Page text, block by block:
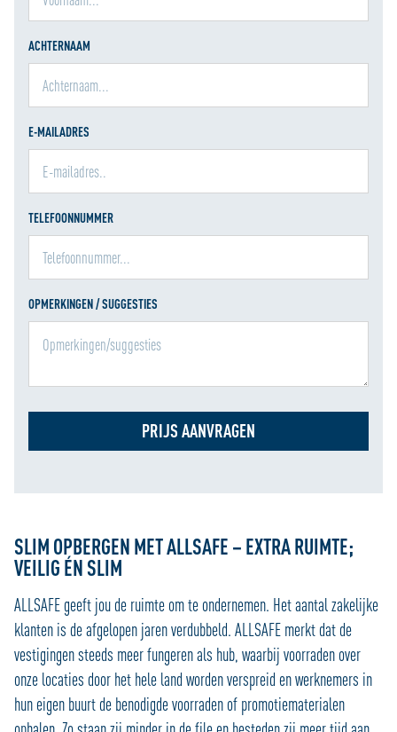
ACHTERNAAM
E-MAILADRES
TELEFOONNUMMER
OPMERKINGEN / SUGGESTIES
PRIJS AANVRAGEN
SLIM OPBERGEN MET ALLSAFE – EXTRA RUIMTE;
VEILIG ÉN SLIM
ALLSAFE geeft jou de ruimte om te ondernemen. Het aantal zakelijke
klanten is de afgelopen jaren verdubbeld. ALLSAFE merkt dat de
vestigingen steeds meer fungeren als hub, waarbij voorraden over
onze locaties door het hele land worden verspreid en werknemers in
hun eigen buurt de benodigde voorraden of promotiematerialen